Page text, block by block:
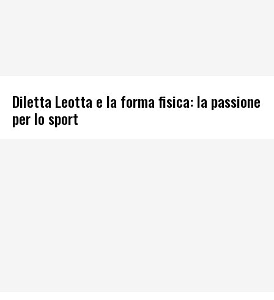
Diletta Leotta e la forma fisica: la passione
per lo sport